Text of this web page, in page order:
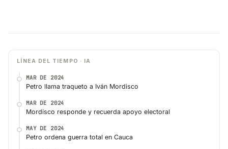
LÍNEA DEL TIEMPO · IA
MAR DE 2024
Petro llama traqueto a Iván Mordisco
MAR DE 2024
Mordisco responde y recuerda apoyo electoral
MAY DE 2024
Petro ordena guerra total en Cauca